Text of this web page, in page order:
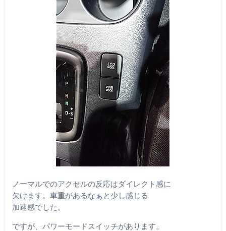
ノーマルでのアクセルの反応はダイレクト感に
欠けます。車重があるなぁと少し感じる
加速感でした。
ですが、パワーモードスイッチがあります。